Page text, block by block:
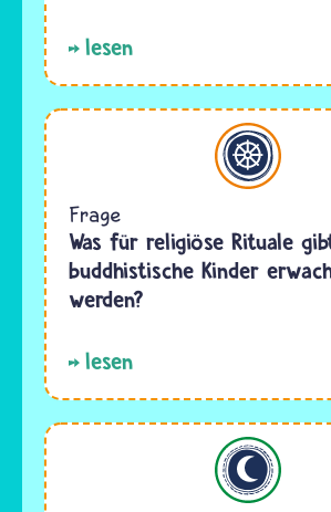
lesen
Buddhismus
Frage
Was für religiöse Rituale
buddhistische Kinder
werden?
lesen